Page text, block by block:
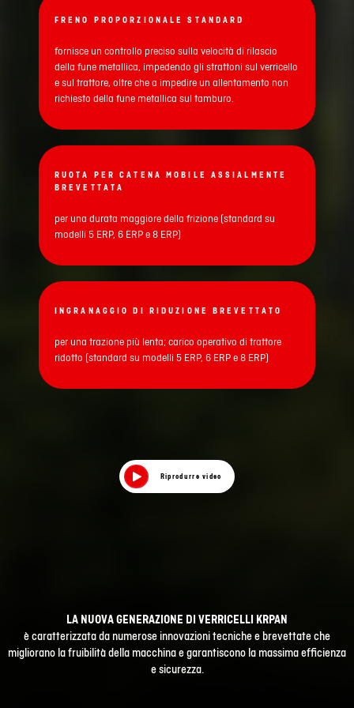
FRENO PROPORZIONALE STANDARD
fornisce un controllo preciso sulla velocità di rilascio
della fune metallica, impedendo gli strattoni sul verricello
e sul trattore, oltre che a impedire un allentamento non
richiesto della fune metallica sul tamburo.
RUOTA PER CATENA MOBILE ASSIALMENTE
BREVETTATA
per una durata maggiore della frizione (standard su
modelli 5 ERP, 6 ERP e 8 ERP)
INGRANAGGIO DI RIDUZIONE BREVETTATO
per una trazione più lenta; carico operativo di trattore
ridotto (standard su modelli 5 ERP, 6 ERP e 8 ERP)
Riprodurre video
LA NUOVA GENERAZIONE DI VERRICELLI KRPAN
è caratterizzata da numerose innovazioni tecniche e brevettate che
migliorano la fruibilità della macchina e garantiscono la massima efficienza
e sicurezza.